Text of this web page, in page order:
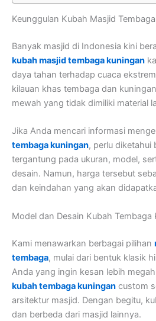
Keunggulan Kubah Masjid
Banyak masjid di Indonesia kini
kubah masjid tembaga kuningan
daya tahan terhadap cuaca
kilauan khas tembaga dan
mewah yang tidak dimiliki material
Jika Anda mencari informasi
tembaga kuningan, perlu diketahui
tergantung pada ukuran, model,
desain. Namun, harga tersebut
dan keindahan yang akan
Model dan Desain Kubah Tembaga
Kami menawarkan berbagai pilihan
tembaga, mulai dari bentuk klasik
Anda yang ingin kesan lebih
kubah tembaga kuningan custom
arsitektur masjid. Dengan begitu,
dan berbeda dari masjid lainnya.